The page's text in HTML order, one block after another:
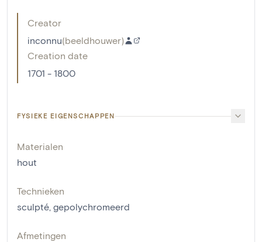
Creator
inconnu(beeldhouwer)
Creation date
1701 - 1800
FYSIEKE EIGENSCHAPPEN
Materialen
hout
Technieken
sculpté, gepolychromeerd
Afmetingen